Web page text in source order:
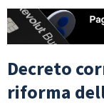
Decreto
riforma